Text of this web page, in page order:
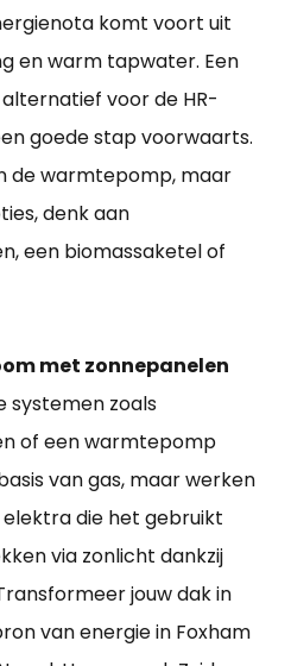
komt voort uit
en warm tapwater. Een
voor de HR-
goede stap voorwaarts.
de warmtepomp, maar
denk aan
een biomassaketel of
met zonnepanelen
systemen zoals
of een warmtepomp
van gas, maar werken
die het gebruikt
via zonlicht dankzij
jouw dak in
van energie in Foxham